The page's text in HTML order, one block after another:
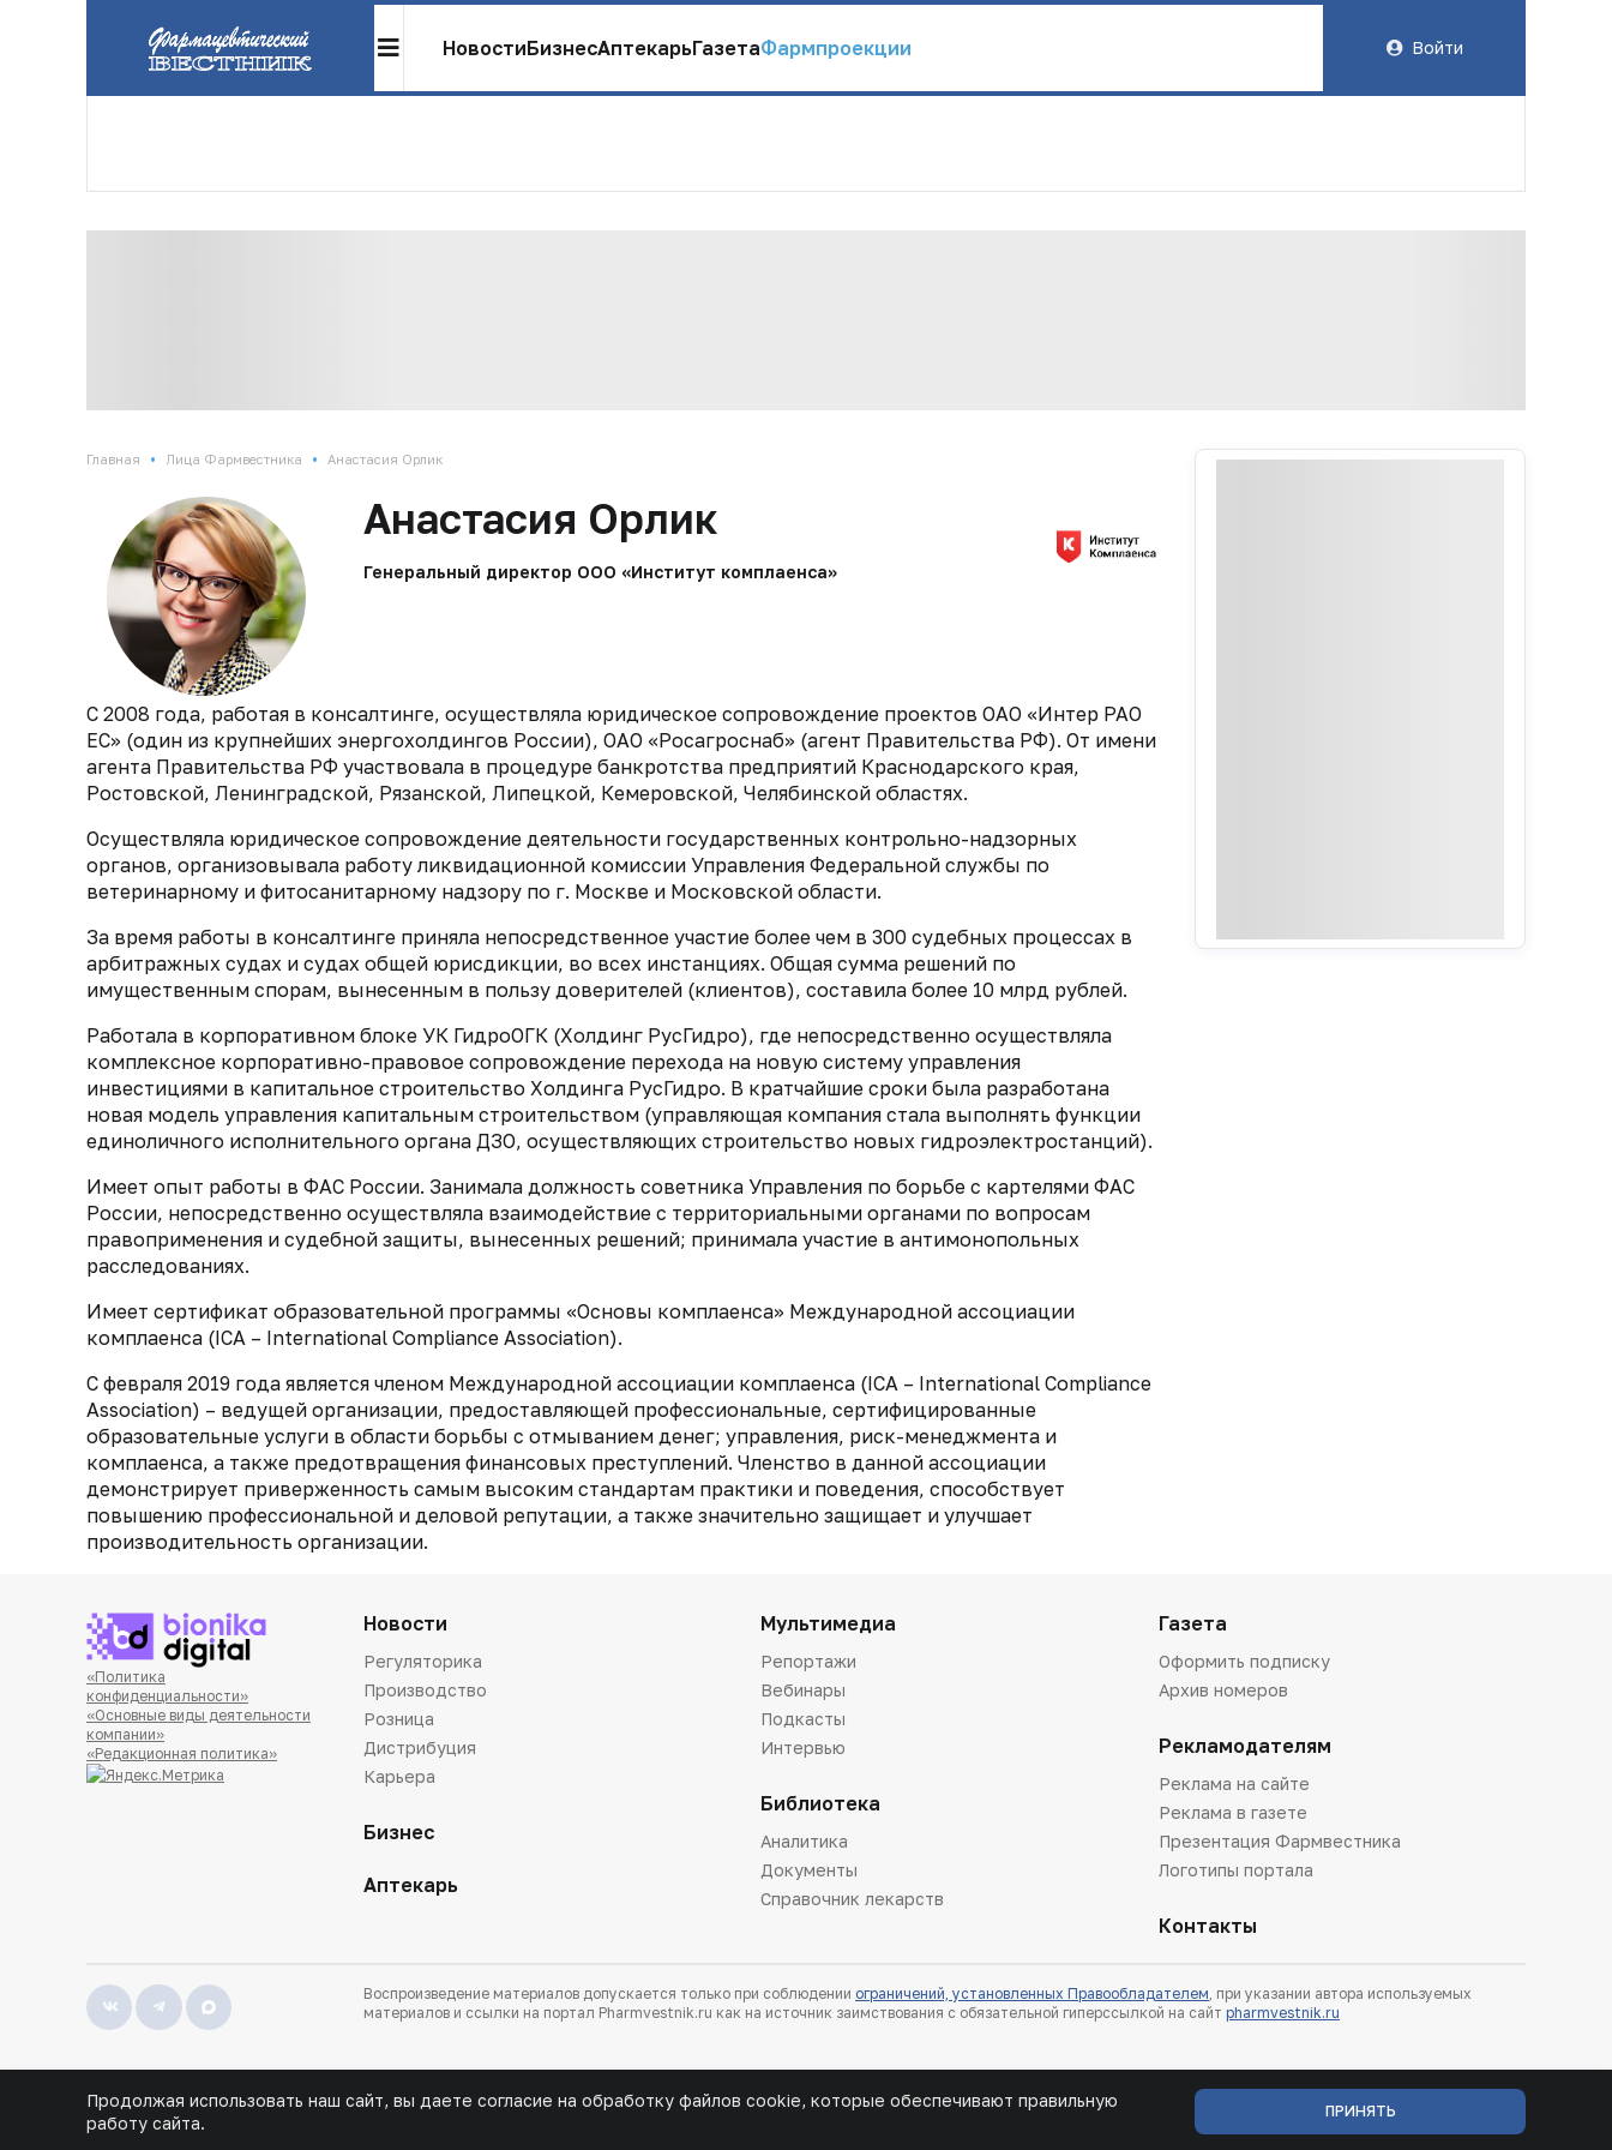
НовостиБизнесАптекарьГазетаФармпроекции Войти
Главная • Лица Фармвестника • Анастасия Орлик
Анастасия Орлик
Генеральный директор ООО «Институт комплаенса»
С 2008 года, работая в консалтинге, осуществляла юридическое сопровождение проектов ОАО «Интер РАО
ЕС» (один из крупнейших энергохолдингов России), ОАО «Росагроснаб» (агент Правительства РФ). От имени
агента Правительства РФ участвовала в процедуре банкротства предприятий Краснодарского края,
Ростовской, Ленинградской, Рязанской, Липецкой, Кемеровской, Челябинской областях.
Осуществляла юридическое сопровождение деятельности государственных контрольно-надзорных
органов, организовывала работу ликвидационной комиссии Управления Федеральной службы по
ветеринарному и фитосанитарному надзору по г. Москве и Московской области.
За время работы в консалтинге приняла непосредственное участие более чем в 300 судебных процессах в
арбитражных судах и судах общей юрисдикции, во всех инстанциях. Общая сумма решений по
имущественным спорам, вынесенным в пользу доверителей (клиентов), составила более 10 млрд рублей.
Работала в корпоративном блоке УК ГидроОГК (Холдинг РусГидро), где непосредственно осуществляла
комплексное корпоративно-правовое сопровождение перехода на новую систему управления
инвестициями в капитальное строительство Холдинга РусГидро. В кратчайшие сроки была разработана
новая модель управления капитальным строительством (управляющая компания стала выполнять функции
единоличного исполнительного органа ДЗО, осуществляющих строительство новых гидроэлектростанций).
Имеет опыт работы в ФАС России. Занимала должность советника Управления по борьбе с картелями ФАС
России, непосредственно осуществляла взаимодействие с территориальными органами по вопросам
правоприменения и судебной защиты, вынесенных решений; принимала участие в антимонопольных
расследованиях.
Имеет сертификат образовательной программы «Основы комплаенса» Международной ассоциации
комплаенса (ICA – International Compliance Association).
С февраля 2019 года является членом Международной ассоциации комплаенса (ICA – International Compliance
Association) – ведущей организации, предоставляющей профессиональные, сертифицированные
образовательные услуги в области борьбы с отмыванием денег; управления, риск-менеджмента и
комплаенса, а также предотвращения финансовых преступлений. Членство в данной ассоциации
демонстрирует приверженность самым высоким стандартам практики и поведения, способствует
повышению профессиональной и деловой репутации, а также значительно защищает и улучшает
производительность организации.
«Политика
конфиденциальности»
«Основные виды деятельности
компании»
«Редакционная политика»
Новости
Регуляторика
Производство
Розница
Дистрибуция
Карьера
Бизнес
Аптекарь
Мультимедиа
Репортажи
Вебинары
Подкасты
Интервью
Библиотека
Аналитика
Документы
Справочник лекарств
Газета
Оформить подписку
Архив номеров
Рекламодателям
Реклама на сайте
Реклама в газете
Презентация Фармвестника
Логотипы портала
Контакты
Воспроизведение материалов допускается только при соблюдении ограничений, установленных Правообладателем, при указании автора используемых
материалов и ссылки на портал Pharmvestnik.ru как на источник заимствования с обязательной гиперссылкой на сайт pharmvestnik.ru
Продолжая использовать наш сайт, вы даете согласие на обработку файлов cookie, которые обеспечивают правильную
работу сайта.
ПРИНЯТЬ